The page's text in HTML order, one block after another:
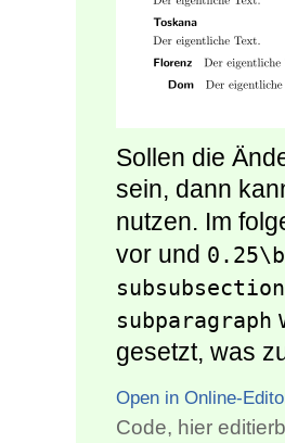
Sollen die
sein, dann
nutzen. Im
vor und
subsubsection
subparagraph
gesetzt, was
Open in Online-
Code, hier